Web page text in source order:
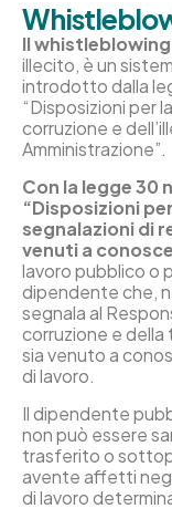
Il whistleblowing
illecito, è un
introdotto dalla
“Disposizioni per
corruzione e
Amministrazione”.
Con la legge 30
“Disposizioni
segnalazioni di
venuti a
lavoro pubblico o
dipendente che,
segnala al
corruzione e
sia venuto a
di lavoro.
Il dipendente
non può essere
trasferito o
avente affetti
di lavoro